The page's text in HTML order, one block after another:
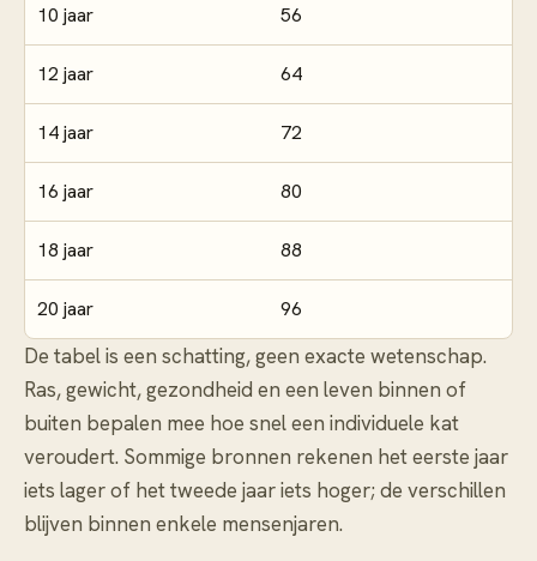
10 jaar 56
12 jaar 64
14 jaar 72
16 jaar 80
18 jaar 88
20 jaar 96
De tabel is een schatting, geen exacte wetenschap.
Ras, gewicht, gezondheid en een leven binnen of
buiten bepalen mee hoe snel een individuele kat
veroudert. Sommige bronnen rekenen het eerste jaar
iets lager of het tweede jaar iets hoger; de verschillen
blijven binnen enkele mensenjaren.